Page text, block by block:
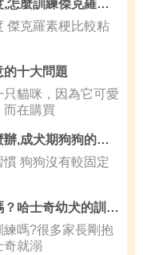
傑克羅素梗粘人程度,怎麼訓練傑克羅素梗不叫
傑克羅素梗比較粘
十大問題
貓咪，因為它可愛
而在購買
狗狗老是打噴嚏怎麼辦,成犬期狗狗的睡眠習慣
狗狗沒有較固定
幼犬哈士奇好訓練嗎？哈士奇幼犬的訓練方法
嗎?很多家長剛抱
奇就溺